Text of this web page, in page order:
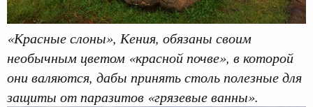
«Красные слоны», Кения, обязаны своим
необычным цветом «красной почве», в которой
они валяются, дабы принять столь полезные для
защиты от паразитов «грязевые ванны».